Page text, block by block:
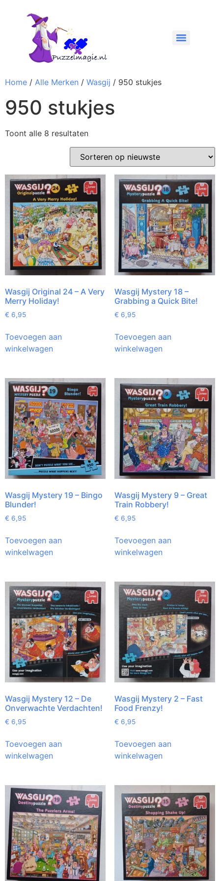
Home / Alle Merken / Wasgij / 950 stukjes
950 stukjes
Toont alle 8 resultaten
Wasgij Original 24 – A Very
Merry Holiday!
€ 6,95
Toevoegen aan
winkelwagen
Wasgij Mystery 18 –
Grabbing a Quick Bite!
€ 6,95
Toevoegen aan
winkelwagen
Wasgij Mystery 19 – Bingo
Blunder!
€ 6,95
Toevoegen aan
winkelwagen
Wasgij Mystery 9 – Great
Train Robbery!
€ 6,95
Toevoegen aan
winkelwagen
Wasgij Mystery 12 – De
Onverwachte Verdachten!
€ 6,95
Toevoegen aan
winkelwagen
Wasgij Mystery 2 – Fast
Food Frenzy!
€ 6,95
Toevoegen aan
winkelwagen